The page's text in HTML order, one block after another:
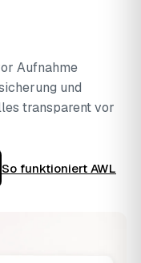
Aufnahme
und
transparent vor
So funktioniert AWL